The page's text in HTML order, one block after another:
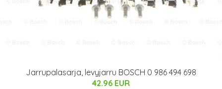
Jarrupalasarja, levyjarru BOSCH 0 986 494 698
42.96 EUR